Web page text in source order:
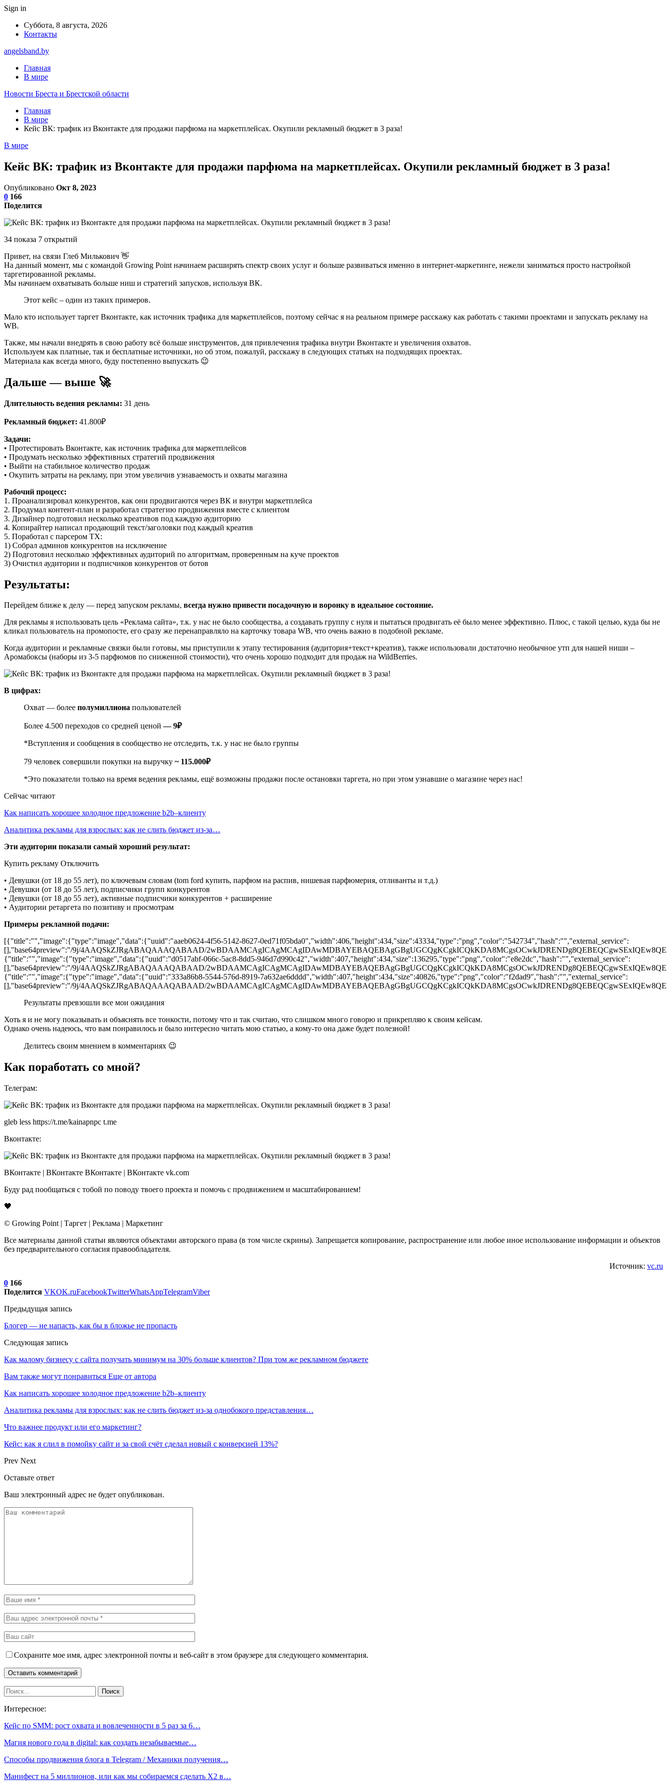
Sign in
Суббота, 8 августа, 2026
Контакты
angelsband.by
Главная
В мире
Новости Бреста и Брестской области
Главная
В мире
Кейс ВК: трафик из Вконтакте для продажи парфюма на маркетплейсах. Окупили рекламный бюджет в 3 раза!
В мире
Кейс ВК: трафик из Вконтакте для продажи парфюма на маркетплейсах. Окупили рекламный бюджет в 3 раза!
Опубликовано Окт 8, 2023
0 166
Поделится
34 показа 7 открытий
Привет, на связи Глеб Милькович 👋
На данный момент, мы с командой Growing Point начинаем расширять спектр своих услуг и больше развиваться именно в интернет-маркетинге, нежели заниматься просто настройкой
таргетированной рекламы.
Мы начинаем охватывать больше ниш и стратегий запусков, используя ВК.
Этот кейс – один из таких примеров.
Мало кто использует таргет Вконтакте, как источник трафика для маркетплейсов, поэтому сейчас я на реальном примере расскажу как работать с такими проектами и запускать рекламу на
WB.
Также, мы начали внедрять в свою работу всё больше инструментов, для привлечения трафика внутри Вконтакте и увеличения охватов.
Используем как платные, так и бесплатные источники, но об этом, пожалуй, расскажу в следующих статьях на подходящих проектах.
Материала как всегда много, буду постепенно выпускать 😉
Дальше — выше 🚀
Длительность ведения рекламы: 31 день
Рекламный бюджет: 41.800₽
Задачи:
• Протестировать Вконтакте, как источник трафика для маркетплейсов
• Продумать несколько эффективных стратегий продвижения
• Выйти на стабильное количество продаж
• Окупить затраты на рекламу, при этом увеличив узнаваемость и охваты магазина
Рабочий процесс:
1. Проанализировал конкурентов, как они продвигаются через ВК и внутри маркетплейса
2. Продумал контент-план и разработал стратегию продвижения вместе с клиентом
3. Дизайнер подготовил несколько креативов под каждую аудиторию
4. Копирайтер написал продающий текст/заголовки под каждый креатив
5. Поработал с парсером ТХ:
1) Собрал админов конкурентов на исключение
2) Подготовил несколько эффективных аудиторий по алгоритмам, проверенным на куче проектов
3) Очистил аудитории и подписчиков конкурентов от ботов
Результаты:
Перейдем ближе к делу — перед запуском рекламы, всегда нужно привести посадочную и воронку в идеальное состояние.
Для рекламы я использовать цель «Реклама сайта», т.к. у нас не было сообщества, а создавать группу с нуля и пытаться продвигать её было менее эффективно. Плюс, с такой целью, куда бы не
кликал пользователь на промопосте, его сразу же перенаправляло на карточку товара WB, что очень важно в подобной рекламе.
Когда аудитории и рекламные связки были готовы, мы приступили к этапу тестирования (аудитория+текст+креатив), также использовали достаточно необычное утп для нашей ниши –
Аромабоксы (наборы из 3-5 парфюмов по сниженной стоимости), что очень хорошо подходит для продаж на WildBerries.
В цифрах:
Охват — более полумиллиона пользователей
Более 4.500 переходов со средней ценой— 9₽
*Вступления и сообщения в сообщество не отследить, т.к. у нас не было группы
79 человек совершили покупки на выручку ~ 115.000₽
*Это показатели только на время ведения рекламы, ещё возможны продажи после остановки таргета, но при этом узнавшие о магазине через нас!
Сейчас читают
Как написать хорошее холодное предложение b2b–клиенту
Аналитика рекламы для взрослых: как не слить бюджет из-за…
Эти аудитории показали самый хороший результат:
Купить рекламу Отключить
• Девушки (от 18 до 55 лет), по ключевым словам (tom ford купить, парфюм на распив, нишевая парфюмерия, отливанты и т.д.)
• Девушки (от 18 до 55 лет), подписчики групп конкурентов
• Девушки (от 18 до 55 лет), активные подписчики конкурентов + расширение
• Аудитории ретаргета по позитиву и просмотрам
Примеры рекламной подачи:
[{"title":"","image":{"type":"image","data":{"uuid":"aaeb0624-4f56-5142-8627-0ed71f05bda0","width":406,"height":434,"size":43334,"type":"png","color":"542734","hash":"","external_service":
[],"base64preview":"/9j/4AAQSkZJRgABAQAAAQABAAD/
{"title":"","image":{"type":"image","data":{"uuid":"d0517abf-066c-5ac8-8dd5-946d7d990c42","width":407,"height":434,"size":136295,"type":"png","color":"e8e2dc","hash":"","external_service":
[],"base64preview":"/9j/4AAQSkZJRgABAQAAAQABAAD/
{"title":"","image":{"type":"image","data":{"uuid":"333a86b8-5544-576d-8919-7a632ae6dddd","width":407,"height":434,"size":40826,"type":"png","color":"f2dad9","hash":"","external_service":
[],"base64preview":"/9j/4AAQSkZJRgABAQAAAQABAAD/
Результаты превзошли все мои ожидания
Хоть я и не могу показывать и объяснять все тонкости, потому что и так считаю, что слишком много говорю и прикрепляю к своим кейсам.
Однако очень надеюсь, что вам понравилось и было интересно читать мою статью, а кому-то она даже будет полезной!
Делитесь своим мнением в комментариях 😉
Как поработать со мной?
Телеграм:
gleb less https://t.me/kainapnpc t.me
Вконтакте:
ВКонтакте | ВКонтакте ВКонтакте | ВКонтакте vk.com
Буду рад пообщаться с тобой по поводу твоего проекта и помочь с продвижением и масштабированием!
🖤
© Growing Point | Таргет | Реклама | Маркетинг
Все материалы данной статьи являются объектами авторского права (в том числе скрины). Запрещается копирование, распространение или любое иное использование информации и объектов
без предварительного согласия правообладателя.
Источник: vc.ru
0 166
Поделится VKOK.ruFacebookTwitterWhatsAppTelegramViber
Предыдущая запись
Блогер — не напасть, как бы в бложье не пропасть
Следующая запись
Как малому бизнесу с сайта получать минимум на 30% больше клиентов? При том же рекламном бюджете
Вам также могут понравиться Еще от автора
Как написать хорошее холодное предложение b2b–клиенту
Аналитика рекламы для взрослых: как не слить бюджет из-за однобокого представления…
Что важнее продукт или его маркетинг?
Кейс: как я слил в помойку сайт и за свой счёт сделал новый с конверсией 13%?
Prev Next
Оставьте ответ
Ваш электронный адрес не будет опубликован.
Сохраните мое имя, адрес электронной почты и веб-сайт в этом браузере для следующего комментария.
Интересное:
Кейс по SMM: рост охвата и вовлеченности в 5 раз за 6…
Магия нового года в digital: как создать незабываемые…
Способы продвижения блога в Telegram / Механики получения…
Манифест на 5 миллионов, или как мы собираемся сделать Х2 в…